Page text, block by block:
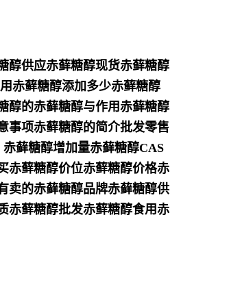
醇供应赤藓糖醇现货赤藓糖醇
赤藓糖醇添加多少赤藓糖醇
醇的赤藓糖醇与作用赤藓糖醇
事项赤藓糖醇的简介批发零售
藓糖醇增加量赤藓糖醇CAS
赤藓糖醇价位赤藓糖醇价格赤
卖的赤藓糖醇品牌赤藓糖醇供
赤藓糖醇批发赤藓糖醇食用赤